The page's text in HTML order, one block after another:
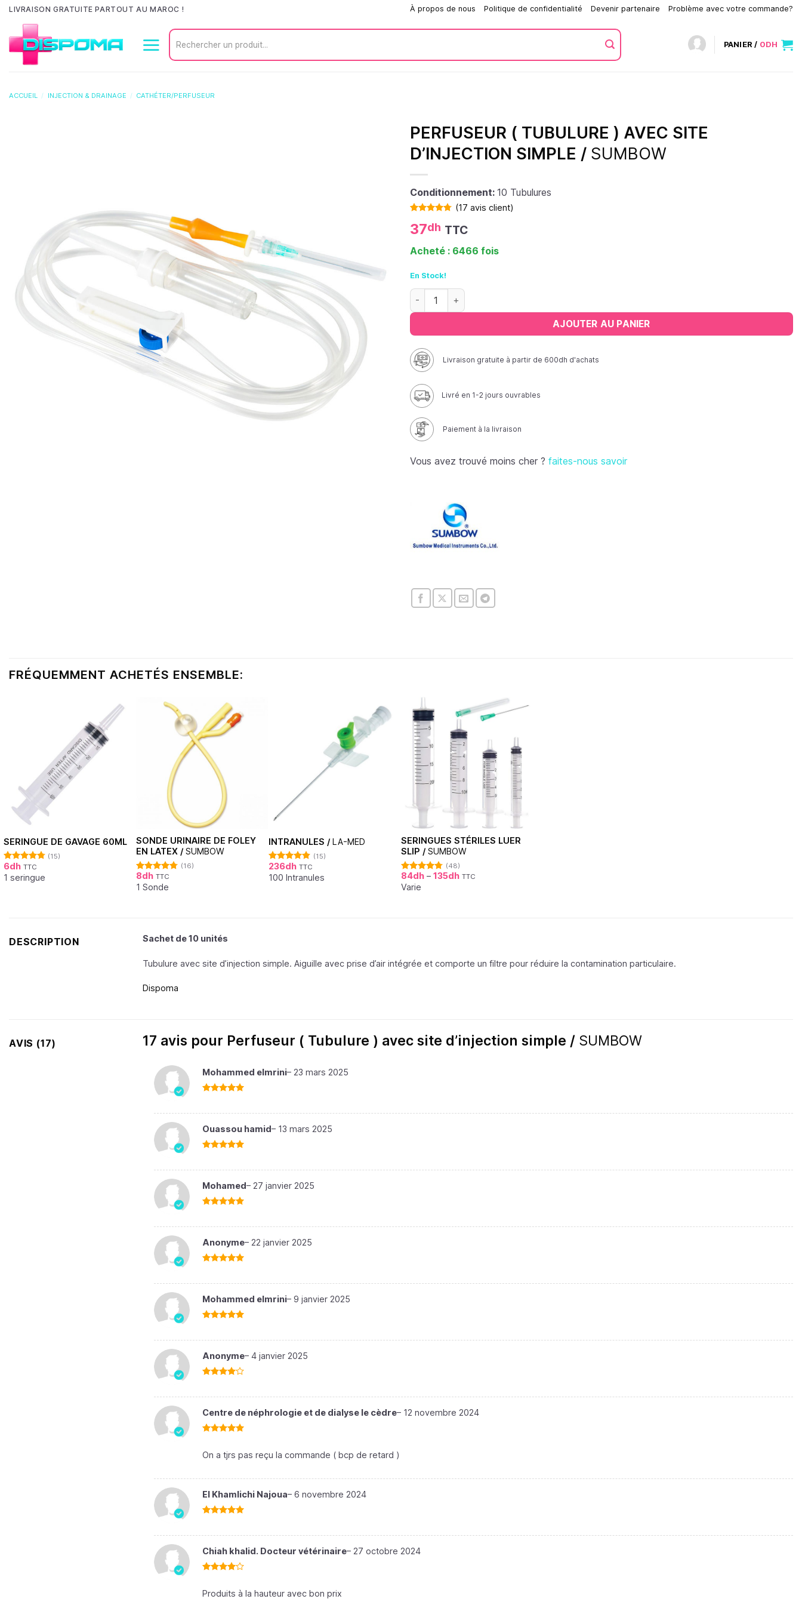
Passer
contenu
LIVRAISON GRATUITE PARTOUT AU MAROC ! À propos de nous Politique de confidentialité Devenir partenaire Problème avec votre commande?
Recherche
pour :
PANIER / 0DH
ACCUEIL / INJECTION & DRAINAGE / CATHÉTER/PERFUSEUR
PERFUSEUR ( TUBULURE ) AVEC SITE
D’INJECTION SIMPLE / SUMBOW
Conditionnement: 10 Tubulures
sur 5 basé
sur
client
(17 avis client)
37dh TTC
Acheté : 6466 fois
En Stock!
quantité de Perfuseur ( Tubulure ) avec site d'injection simple
AJOUTER AU PANIER
Livraison gratuite à partir de 600dh d'achats
Livré en 1-2 jours ouvrables
Paiement à la livraison
Vous avez trouvé moins cher ? faites-nous savoir
FRÉQUEMMENT ACHETÉS ENSEMBLE:
SERINGUE DE GAVAGE 60ML
Note4.80
sur 5
(15)
6dh TTC
1 seringue
SONDE URINAIRE DE FOLEY
EN LATEX / SUMBOW
Note4.75
sur 5
(16)
8dh TTC
1 Sonde
INTRANULES /LA-MED
Note4.80
sur 5
(15)
236dh TTC
100 Intranules
SERINGUES STÉRILES LUER
SLIP /SUMBOW
Note4.73
sur 5
(48)
84dh –135dh TTC
Varie
DESCRIPTION Sachet de 10 unités
Tubulure avec site d’injection simple. Aiguille avec prise d’air intégrée et comporte un filtre pour réduire la contamination particulaire.
Dispoma
AVIS (17) 17 avis pour Perfuseur ( Tubulure ) avec site d’injection simple / SUMBOW
Mohammed elmrini– 23 mars 2025
Ouassou hamid– 13 mars 2025
Mohamed– 27 janvier 2025
Anonyme– 22 janvier 2025
Mohammed elmrini– 9 janvier 2025
Anonyme– 4 janvier 2025
Centre de néphrologie et de dialyse le cèdre– 12 novembre 2024
On a tjrs pas reçu la commande ( bcp de retard )
El Khamlichi Najoua– 6 novembre 2024
Chiah khalid. Docteur vétérinaire– 27 octobre 2024
Produits à la hauteur avec bon prix